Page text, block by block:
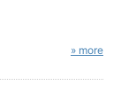
» more